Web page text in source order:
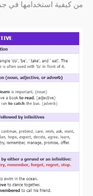
من كيفية استخدامها في